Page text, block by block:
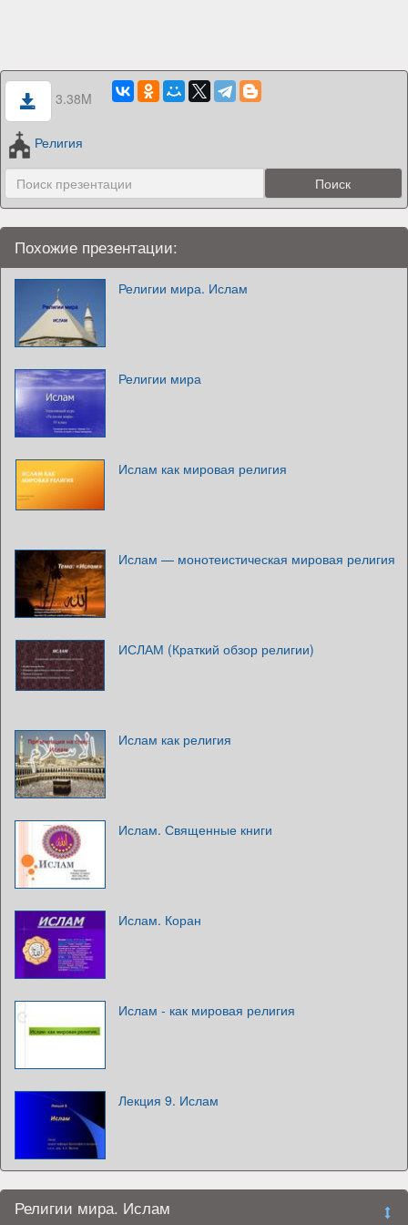
3.38M
Религия
Похожие презентации:
Религии мира. Ислам
Религии мира
Ислам как мировая религия
Ислам — монотеистическая мировая религия
ИСЛАМ (Краткий обзор религии)
Ислам как религия
Ислам. Священные книги
Ислам. Коран
Ислам - как мировая религия
Лекция 9. Ислам
Религии мира. Ислам